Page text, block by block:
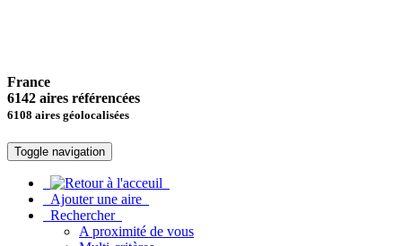
France
6142 aires référencées
6108 aires géolocalisées
Toggle navigation
Ajouter une aire
Rechercher
A proximité de vous